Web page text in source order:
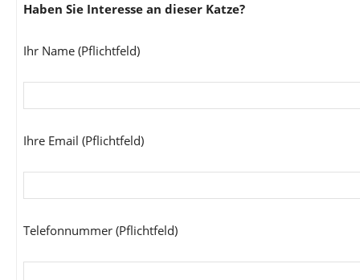
Haben Sie Interesse an dieser Katze?
Ihr Name (Pflichtfeld)
Ihre Email (Pflichtfeld)
Telefonnummer (Pflichtfeld)